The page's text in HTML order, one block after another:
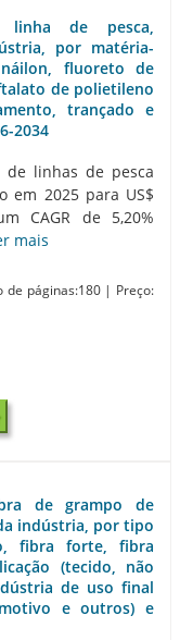
de pesca,
por matéria-
fluoreto de
de polietileno
trançado e
2034
linhas de pesca
em 2025 para US$
CAGR de 5,20%
mais
de páginas:180 | Preço:
de grampo de
indústria, por tipo
fibra forte, fibra
(tecido, não
de uso final
e outros) e